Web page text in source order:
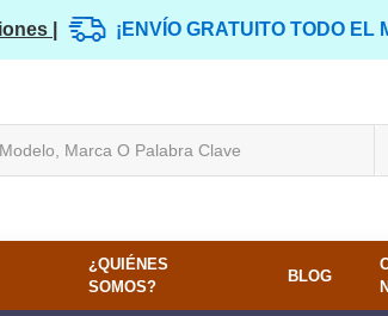
| ¡ENVÍO GRATUITO TODO EL
¿QUIÉNES
SOMOS?
BLOG